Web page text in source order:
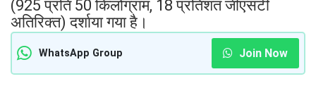
(925 प्रति 50 किलोग्राम, 18 प्रतिशत जीएसटी
अतिरिक्त) दर्शाया गया है।
WhatsApp Group Join Now